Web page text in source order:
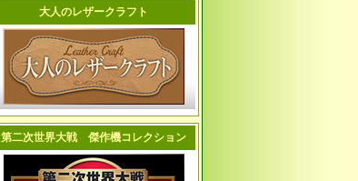
大人のレザークラフト
第二次世界大戦 傑作機コレクション